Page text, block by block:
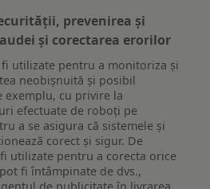
prevenirea și
și corectarea erorilor
utilizate pentru a monitoriza și
neobișnuită și posibil
exemplu, cu privire la
efectuate de roboți pe
a se asigura că sistemele și
corect și sigur. De
utilizate pentru a corecta orice
fi întâmpinate de dvs.,